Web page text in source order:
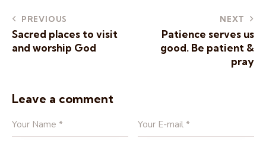
PREVIOUS
Sacred places to visit
and worship God
NEXT
Patience serves us
good. Be patient &
pray
Leave a comment